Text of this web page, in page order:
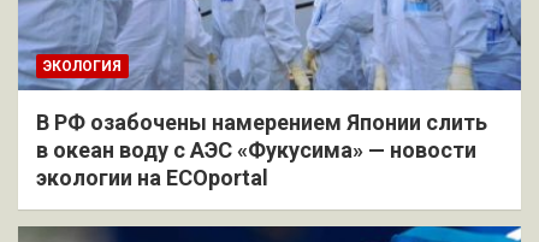
ЭКОЛОГИЯ
В РФ озабочены намерением Японии слить
в океан воду с АЭС «Фукусима» — новости
экологии на ECOportal